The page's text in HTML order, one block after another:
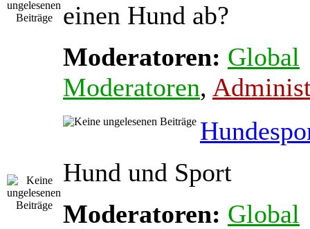
einen Hund ab?
Moderatoren: Global
Moderatoren,
Hund und Sport
Moderatoren: Global